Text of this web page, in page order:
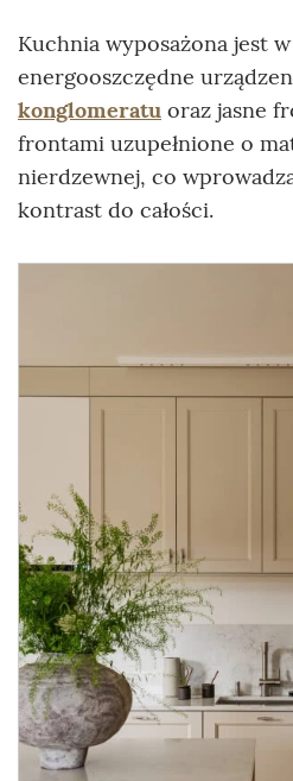
Kuchnia wyposażona jest
energooszczędne
konglomeratu oraz jasne
frontami uzupełnione o
nierdzewnej, co
kontrast do całości.